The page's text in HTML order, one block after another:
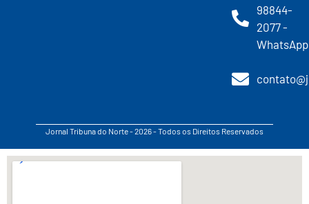
98844-
2077 -
WhatsApp
Jornal Tribuna do Norte - 2026 - Todos os Direitos Reservados